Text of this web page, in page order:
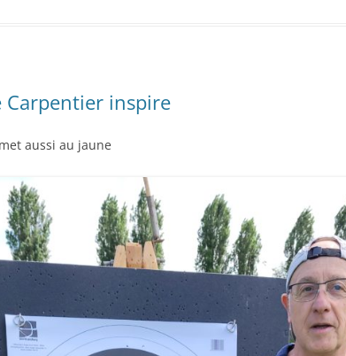
Carpentier inspire
aussi au jaune